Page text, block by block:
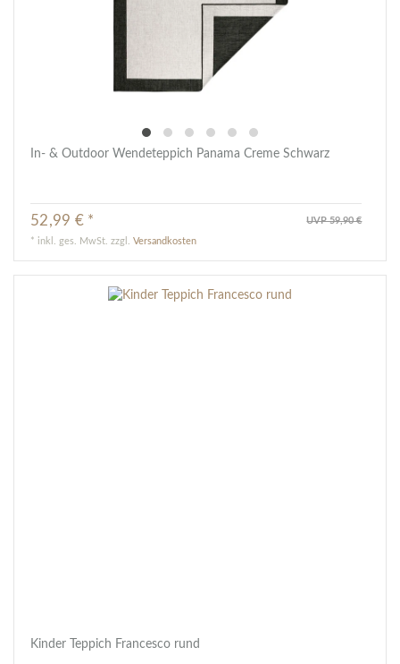
In- & Outdoor Wendeteppich Panama Creme Schwarz
UVP 59,90 €
52,99 € *
* inkl. ges. MwSt. zzgl.Versandkosten
Kinder Teppich Francesco rund